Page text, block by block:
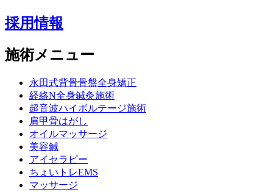
採用情報
施術メニュー
永田式背骨骨盤全身矯正
経絡N全身鍼灸施術
超音波ハイボルテージ施術
肩甲骨はがし
オイルマッサージ
美容鍼
アイセラピー
ちょいトレEMS
マッサージ